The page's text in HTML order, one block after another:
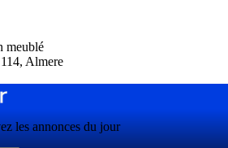
meublé
Almere
les annonces du jour